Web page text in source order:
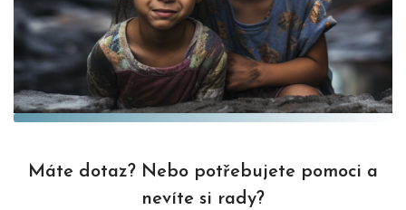
Máte dotaz? Nebo potřebujete pomoci a
nevíte si rady?